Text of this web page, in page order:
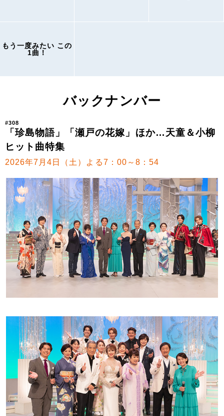
もう一度みたい この
1曲！
バックナンバー
#308
「珍島物語」「瀬戸の花嫁」ほか…天童＆小柳
ヒット曲特集
2026年7月4日（土）よる7：00～8：54